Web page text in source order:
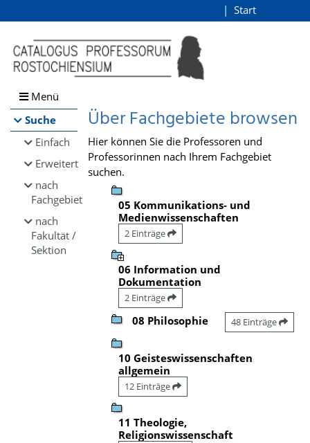
Browsen
direkt zum Inhalt
Start
Menü
Suche
Einfach
Erweitert
nach
Fachgebiet
nach
Fakultät /
Sektion
Über Fachgebiete browsen
Hier können Sie die Professoren und
Professorinnen nach Ihrem Fachgebiet
suchen.
05 Kommunikations- und
Medienwissenschaften
2 Einträge
06 Information und
Dokumentation
2 Einträge
08 Philosophie 48 Einträge
10 Geisteswissenschaften
allgemein
12 Einträge
11 Theologie,
Religionswissenschaft